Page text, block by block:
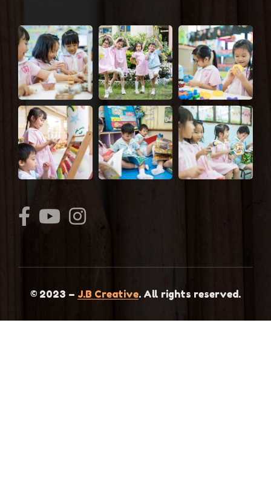
© 2023 – J.B Creative. All rights reserved.